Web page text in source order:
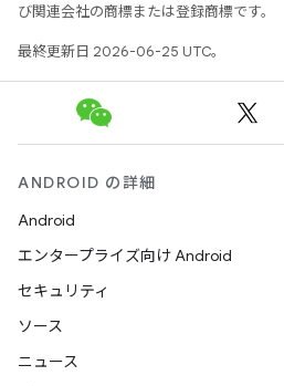
び関連会社の商標または登録商標です。
最終更新日 2026-06-25 UTC。
ANDROID の詳細
Android
エンタープライズ向け Android
セキュリティ
ソース
ニュース